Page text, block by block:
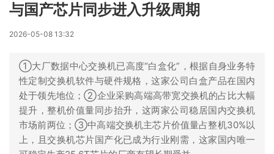
与国产芯片同步进入升级周期
2026-05-08 13:32
①大厂数据中心交换机已高度“白盒化”，根据自身业务特
性定制交换机软件与硬件规格，这家公司白盒产品在国内
处于领先地位；②企业采购高端高带宽交换机的占比大幅
提升，整机价值量同步抬升，这两家公司稳居国内交换机
市场前两位；③中高端交换机主芯片价值量占整机30%以
上，且交换机芯片国产化已成为行业刚需，这家国内唯一